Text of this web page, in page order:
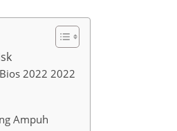
2022 2022
Ampuh